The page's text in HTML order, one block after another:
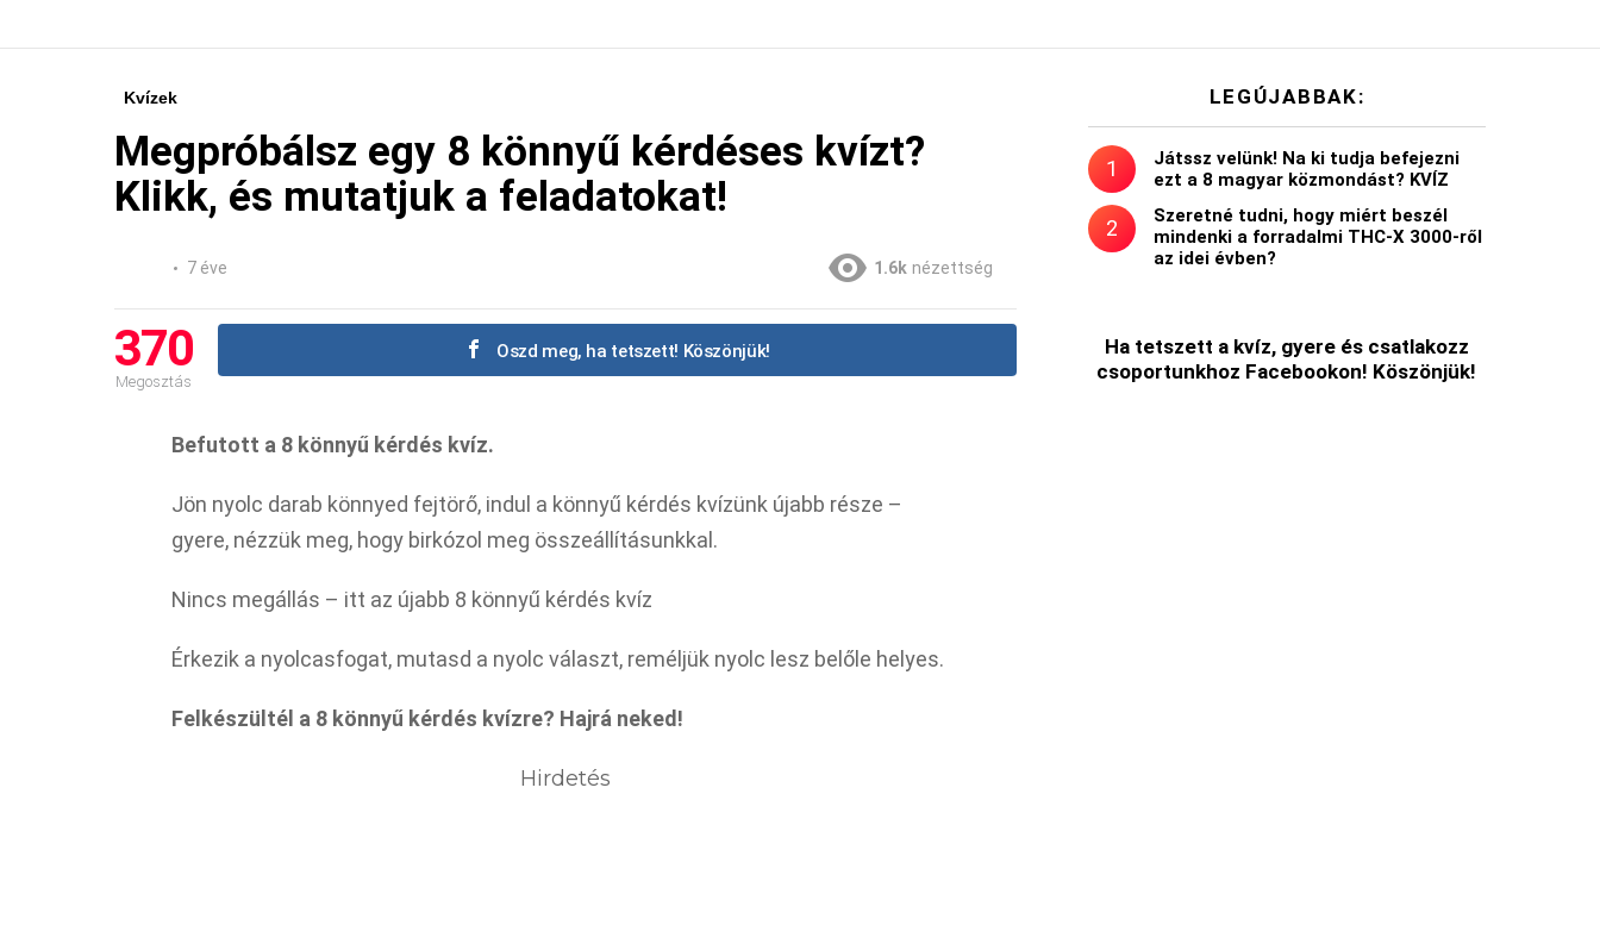
Kvízek
Megpróbálsz egy 8 könnyű kérdéses kvízt?
Klikk, és mutatjuk a feladatokat!
7 éve 1.6k nézettség
370
Megosztás
Oszd meg, ha tetszett! Köszönjük!
Befutott a 8 könnyű kérdés kvíz.
Jön nyolc darab könnyed fejtörő, indul a könnyű kérdés kvízünk újabb része –
gyere, nézzük meg, hogy birkózol meg összeállításunkkal.
Nincs megállás – itt az újabb 8 könnyű kérdés kvíz
Érkezik a nyolcasfogat, mutasd a nyolc választ, reméljük nyolc lesz belőle helyes.
Felkészültél a 8 könnyű kérdés kvízre? Hajrá neked!
Hirdetés
LEGÚJABBAK:
Játssz velünk! Na ki tudja befejezni
ezt a 8 magyar közmondást? KVÍZ
Szeretné tudni, hogy miért beszél
mindenki a forradalmi THC-X 3000-ről
az idei évben?
Ha tetszett a kvíz, gyere és csatlakozz
csoportunkhoz Facebookon! Köszönjük!